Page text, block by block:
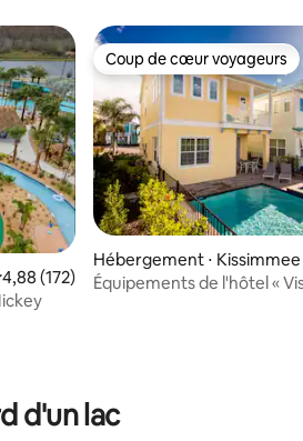
: 4,99 sur 5
moyenne sur la base de 172
4,88 (172)
Coup de cœur voyageurs
Coup de cœur voyageurs
Hébergement ⋅ Kissimmee
Équipements de l'hôtel «
d'un lac